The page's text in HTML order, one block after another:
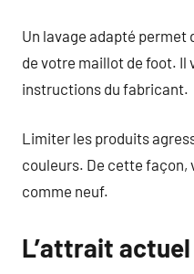
Un lavage adapté permet
de votre maillot de foot. Il
instructions du fabricant.
Limiter les produits
couleurs. De cette façon,
comme neuf.
L’attrait